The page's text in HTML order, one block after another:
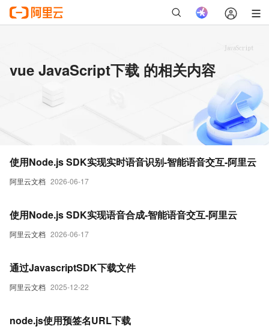
vue JavaScript下载 的相关内容
阿里云文档 2026-06-17
使用Node.js SDK实现实时语音识别-智能语音交互-阿里云
阿里云文档 2026-06-17
使用Node.js SDK实现语音合成-智能语音交互-阿里云
阿里云文档 2025-12-22
通过JavascriptSDK下载文件
node.js使用预签名URL下载